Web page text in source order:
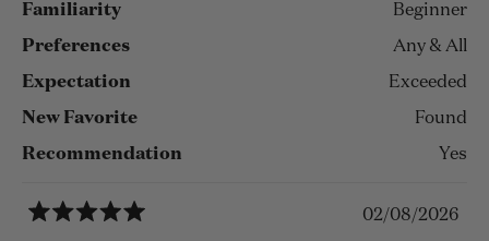
Familiarity Beginner
Preferences Any & All
Expectation Exceeded
New Favorite Found
Recommendation Yes
02/08/2026